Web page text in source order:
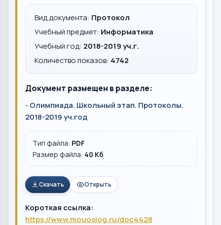
Вид документа: Протокол
Учебный предмет: Информатика
Учебный год: 2018-2019 уч.г.
Количество показов: 4742
Документ размещен в разделе:
-Олимпиада. Школьный этап. Протоколы.
2018-2019 уч.год
Тип файла: PDF
Размер файла: 40 Кб
Скачать Открыть
Короткая ссылка:
https://www.mouoslog.ru/doc4428